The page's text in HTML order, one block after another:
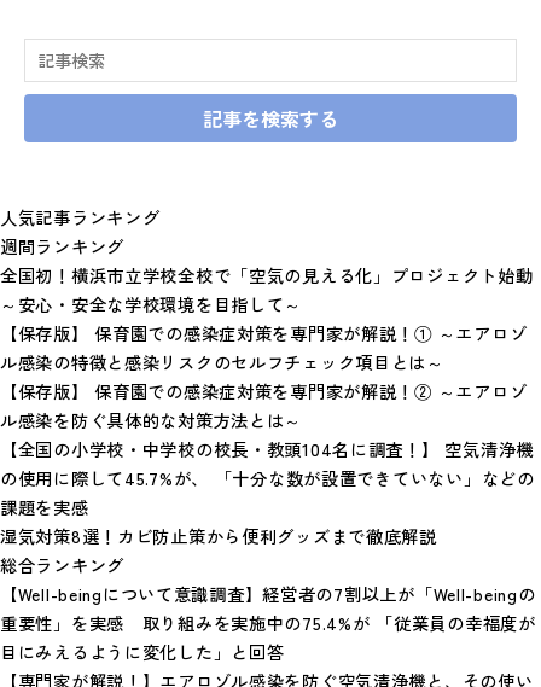
記事を検索する
人気記事ランキング
週間ランキング
全国初！横浜市立学校全校で「空気の見える化」プロジェクト始動
～安心・安全な学校環境を目指して～
【保存版】 保育園での感染症対策を専門家が解説！① ～エアロゾ
ル感染の特徴と感染リスクのセルフチェック項目とは～
【保存版】 保育園での感染症対策を専門家が解説！② ～エアロゾ
ル感染を防ぐ具体的な対策方法とは～
【全国の小学校・中学校の校長・教頭104名に調査！】 空気清浄機
の使用に際して45.7%が、 「十分な数が設置できていない」などの
課題を実感
湿気対策8選！カビ防止策から便利グッズまで徹底解説
総合ランキング
【Well-beingについて意識調査】経営者の7割以上が「Well-beingの
重要性」を実感 取り組みを実施中の75.4%が 「従業員の幸福度が
目にみえるように変化した」と回答
【専門家が解説！】エアロゾル感染を防ぐ空気清浄機と、その使い